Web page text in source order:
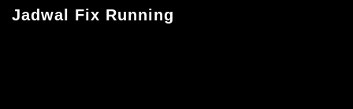
Jadwal Fix Running